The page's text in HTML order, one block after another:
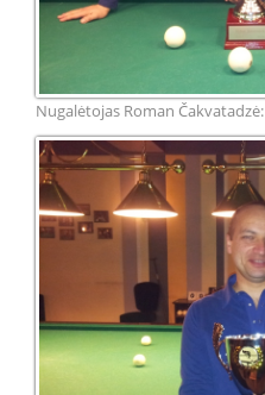
Nugalėtojas Roman Čakvatadzė: